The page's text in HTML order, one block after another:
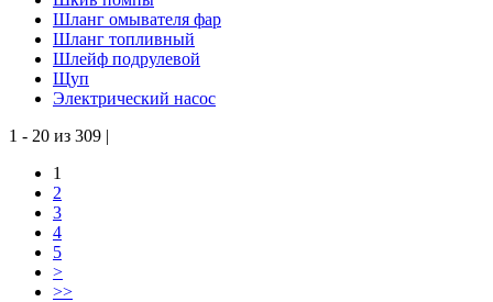
Шланг омывателя фар
Шланг топливный
Шлейф подрулевой
Щуп
Электрический насос
1 - 20 из 309 |
1
2
3
4
5
>
>>